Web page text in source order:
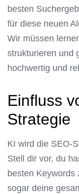
besten
für diese neuen
Wir müssen
strukturieren und
hochwertig und
Einfluss
Strategie
KI wird die SEO-
Stell dir vor, du
besten Keywords
sogar deine